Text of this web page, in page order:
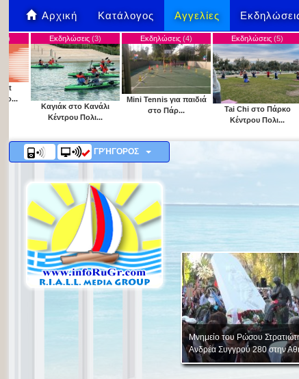
Αρχική Κατάλογος Αγγελίες
Εκδηλώσεις (3)
στο Κανάλι
Κέντρου Πολι...
Εκδηλώσεις (4)
Mini Tennis για παιδιά
στο Πάρ...
Εκδηλώσεις (5)
Tai Chi στο Πάρκο
Κέντρου Πολι...
Γνωριμία
ΓΡΉΓΟΡΟΣ